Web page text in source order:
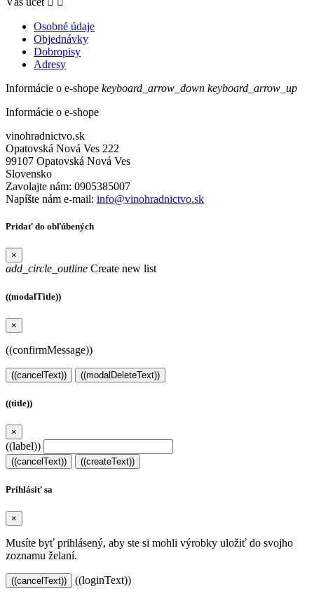
Osobné údaje
Objednávky
Dobropisy
Adresy
Informácie o e-shope keyboard_arrow_down keyboard_arrow_up
Informácie o e-shope
vinohradnictvo.sk
Opatovská Nová Ves 222
99107 Opatovská Nová Ves
Slovensko
Zavolajte nám: 0905385007
Napíšte nám e-mail: info@vinohradnictvo.sk
Pridať do obľúbených
×
add_circle_outline Create new list
((modalTitle))
×
((confirmMessage))
((cancelText)) ((modalDeleteText))
((title))
×
((label))
((cancelText)) ((createText))
Prihlásiť sa
×
Musíte byť prihlásený, aby ste si mohli výrobky uložiť do svojho
zoznamu želaní.
((cancelText)) ((loginText))